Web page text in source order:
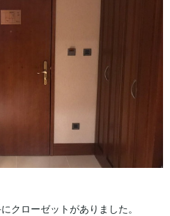
クローゼットがありました。